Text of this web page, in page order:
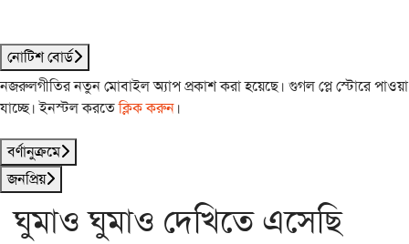
নোটিশ বোর্ড
নজরুলগীতির নতুন মোবাইল অ্যাপ প্রকাশ করা হয়েছে। গুগল প্লে স্টোরে পাওয়া
যাচ্ছে। ইনস্টল করতেক্লিক করুন।
বর্ণানুক্রমে
জনপ্রিয়
ঘুমাও ঘুমাও দেখিতে এসেছি